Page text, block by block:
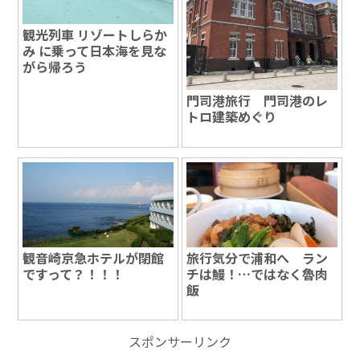
観光列車 リゾートしらか
み に乗って日本海を見な
がら帰ろう
門司港旅行 門司港のレ
トロ建築めぐり
観音崎京急ホテルが閉館
ですって？！！！
旅行気分で浦和へ ラン
チは鰻！…ではなく魯肉
飯
スポンサーリンク